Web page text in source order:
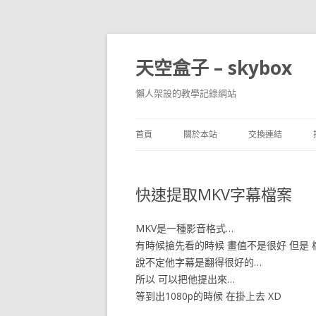
天空盒子 – skybox
懶人架設的教學記錄網站
首頁 關於本站 交換連結
快速提取MKV字幕檔案
MKV是一種影音格式…
有時候搶先看的時候 畫值不是很好 但是
說不定他字幕是翻得很好的…
所以 可以把他提出來…
等到出1080p的時候 在掛上去 XD